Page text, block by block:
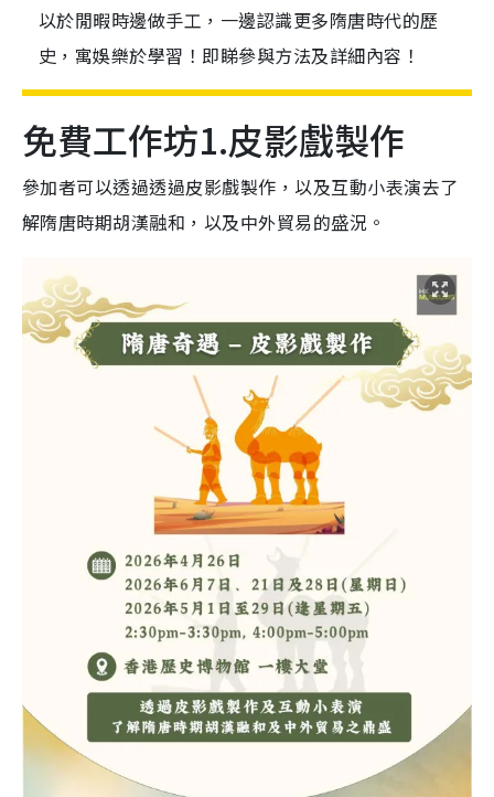
以於閒暇時邊做手工，一邊認識更多隋唐時代的歷
史，寓娛樂於學習！即睇參與方法及詳細內容！
免費工作坊1.皮影戲製作
參加者可以透過透過皮影戲製作，以及互動小表演去了
解隋唐時期胡漢融和，以及中外貿易的盛況。